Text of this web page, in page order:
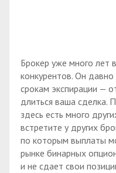
Брокер уже много лет
конкурентов. Он
срокам экспирации —
длиться ваша сделка.
здесь есть много
встретите у других
по которым выплаты
рынке бинарных
и не сдает свои